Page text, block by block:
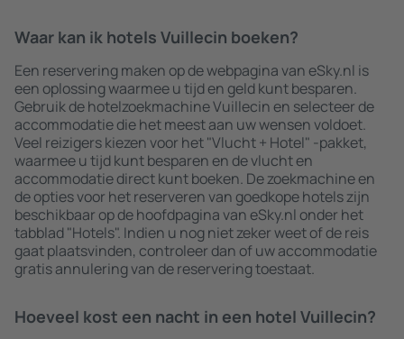
Waar kan ik hotels Vuillecin boeken?
Een reservering maken op de webpagina van eSky.nl is
een oplossing waarmee u tijd en geld kunt besparen.
Gebruik de hotelzoekmachine Vuillecin en selecteer de
accommodatie die het meest aan uw wensen voldoet.
Veel reizigers kiezen voor het "Vlucht + Hotel" -pakket,
waarmee u tijd kunt besparen en de vlucht en
accommodatie direct kunt boeken. De zoekmachine en
de opties voor het reserveren van goedkope hotels zijn
beschikbaar op de hoofdpagina van eSky.nl onder het
tabblad "Hotels". Indien u nog niet zeker weet of de reis
gaat plaatsvinden, controleer dan of uw accommodatie
gratis annulering van de reservering toestaat.
Hoeveel kost een nacht in een hotel Vuillecin?